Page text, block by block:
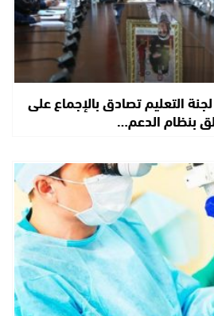
التعليم تصادق بالإجماع على
بنظام الدعم…